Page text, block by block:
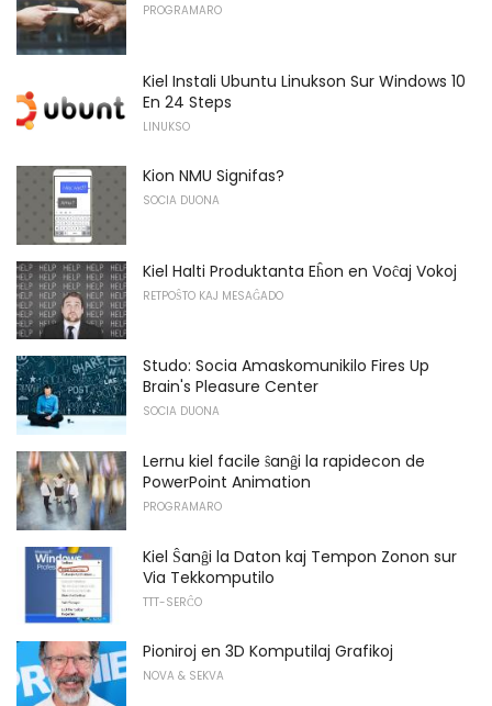
PROGRAMARO
Kiel Instali Ubuntu Linukson Sur Windows 10
En 24 Steps
LINUKSO
Kion NMU Signifas?
SOCIA DUONA
Kiel Halti Produktanta Eĥon en Voĉaj Vokoj
RETPOŜTO KAJ MESAĜADO
Studo: Socia Amaskomunikilo Fires Up
Brain's Pleasure Center
SOCIA DUONA
Lernu kiel facile ŝanĝi la rapidecon de
PowerPoint Animation
PROGRAMARO
Kiel Ŝanĝi la Daton kaj Tempon Zonon sur
Via Tekkomputilo
TTT-SERĈO
Pioniroj en 3D Komputilaj Grafikoj
NOVA & SEKVA